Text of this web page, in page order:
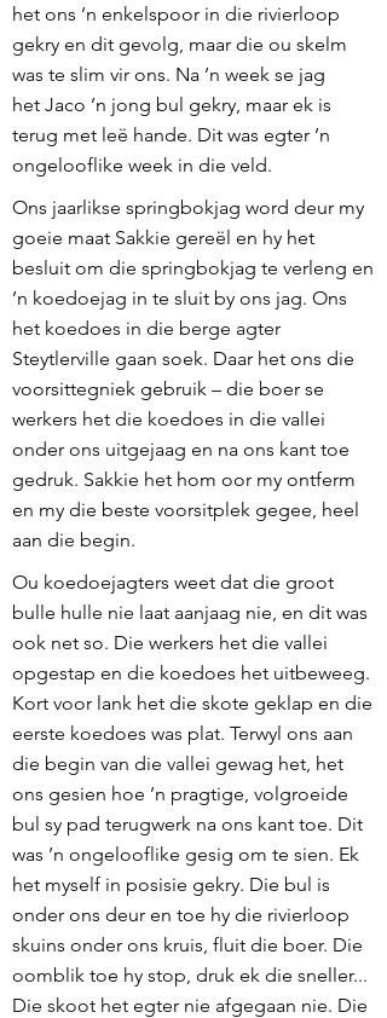
het ons ’n enkelspoor in die rivierloop
gekry en dit gevolg, maar die ou skelm
was te slim vir ons. Na ’n week se jag
het Jaco ’n jong bul gekry, maar ek is
terug met leë hande. Dit was egter ’n
ongelooflike week in die veld.
Ons jaarlikse springbokjag word deur my
goeie maat Sakkie gereël en hy het
besluit om die springbokjag te verleng en
’n koedoejag in te sluit by ons jag. Ons
het koedoes in die berge agter
Steytlerville gaan soek. Daar het ons die
voorsittegniek gebruik – die boer se
werkers het die koedoes in die vallei
onder ons uitgejaag en na ons kant toe
gedruk. Sakkie het hom oor my ontferm
en my die beste voorsitplek gegee, heel
aan die begin.
Ou koedoejagters weet dat die groot
bulle hulle nie laat aanjaag nie, en dit was
ook net so. Die werkers het die vallei
opgestap en die koedoes het uitbeweeg.
Kort voor lank het die skote geklap en die
eerste koedoes was plat. Terwyl ons aan
die begin van die vallei gewag het, het
ons gesien hoe ’n pragtige, volgroeide
bul sy pad terugwerk na ons kant toe. Dit
was ’n ongelooflike gesig om te sien. Ek
het myself in posisie gekry. Die bul is
onder ons deur en toe hy die rivierloop
skuins onder ons kruis, fluit die boer. Die
oomblik toe hy stop, druk ek die sneller...
Die skoot het egter nie afgegaan nie. Die